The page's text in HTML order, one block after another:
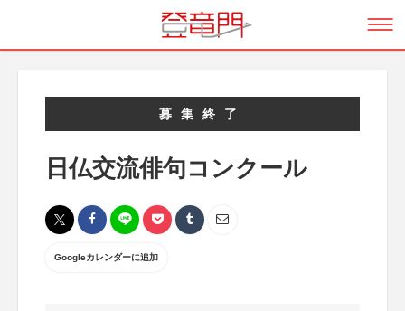
募集終了
日仏交流俳句コンクール
Googleカレンダーに追加